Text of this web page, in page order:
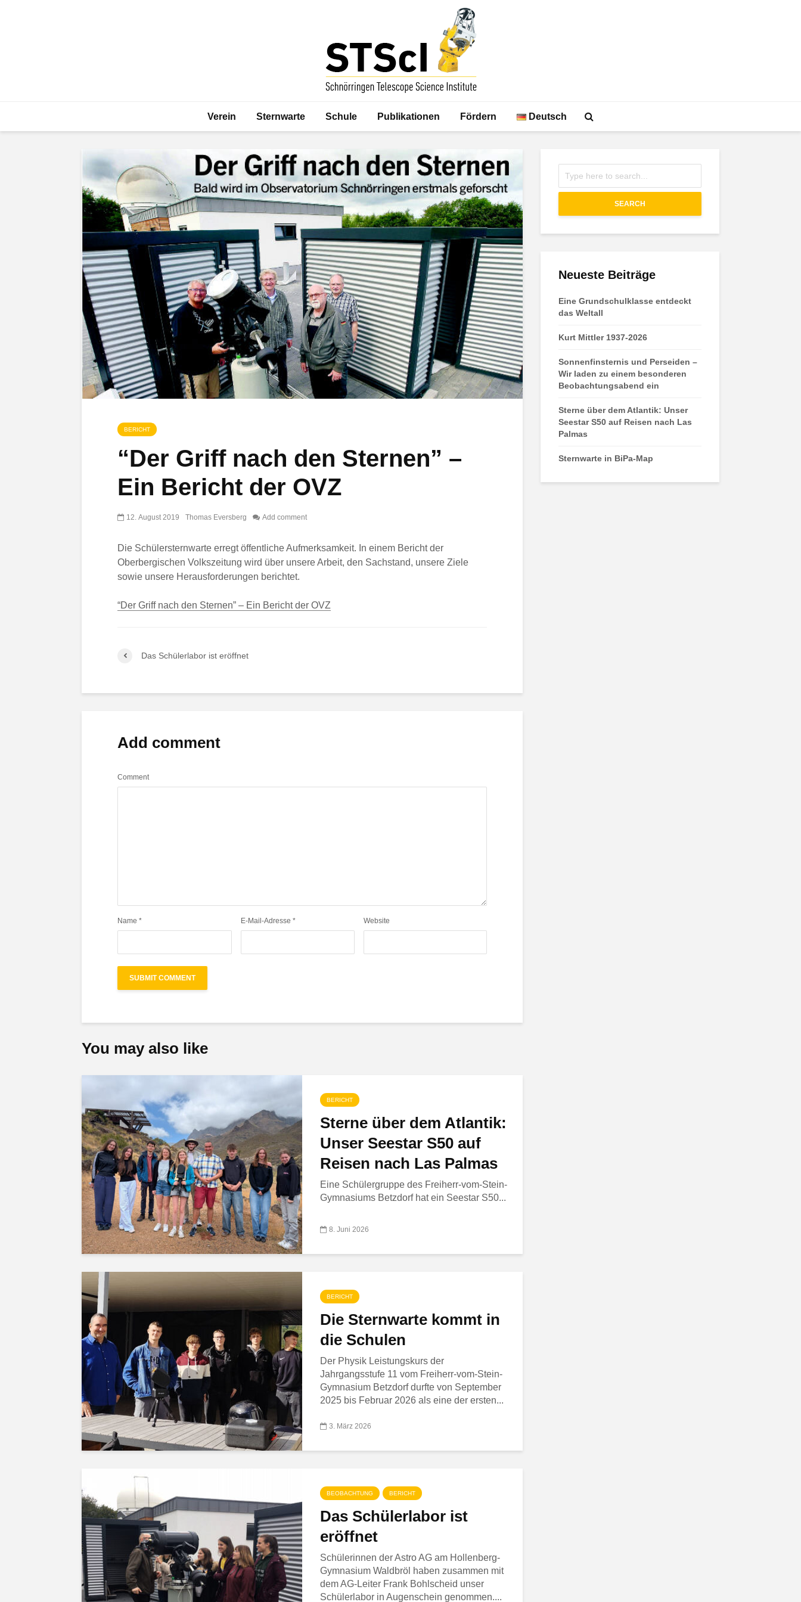
Verein Sternwarte Schule Publikationen Fördern Deutsch
BERICHT
“Der Griff nach den Sternen” –
Ein Bericht der OVZ
12. August 2019 Thomas Eversberg Add comment
Die Schülersternwarte erregt öffentliche Aufmerksamkeit. In einem Bericht der
Oberbergischen Volkszeitung wird über unsere Arbeit, den Sachstand, unsere Ziele
sowie unsere Herausforderungen berichtet.
“Der Griff nach den Sternen” – Ein Bericht der OVZ
Das Schülerlabor ist eröffnet
Add comment
Comment
Name * E-Mail-Adresse * Website
You may also like
BERICHT
Sterne über dem Atlantik:
Unser Seestar S50 auf
Reisen nach Las Palmas
Eine Schülergruppe des Freiherr-vom-Stein-
Gymnasiums Betzdorf hat ein Seestar S50...
8. Juni 2026
BERICHT
Die Sternwarte kommt in
die Schulen
Der Physik Leistungskurs der
Jahrgangsstufe 11 vom Freiherr-vom-Stein-
Gymnasium Betzdorf durfte von September
2025 bis Februar 2026 als eine der ersten...
3. März 2026
BEOBACHTUNG BERICHT
Das Schülerlabor ist
eröffnet
Schülerinnen der Astro AG am Hollenberg-
Gymnasium Waldbröl haben zusammen mit
dem AG-Leiter Frank Bohlscheid unser
Schülerlabor in Augenschein genommen....
SEARCH
Neueste Beiträge
Eine Grundschulklasse entdeckt
das Weltall
Kurt Mittler 1937-2026
Sonnenfinsternis und Perseiden –
Wir laden zu einem besonderen
Beobachtungsabend ein
Sterne über dem Atlantik: Unser
Seestar S50 auf Reisen nach Las
Palmas
Sternwarte in BiPa-Map